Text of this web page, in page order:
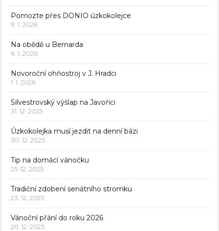
Pomozte přes DONIO úzkokolejce
9. 1. 2026
Na obědě u Bernarda
6. 1. 2026
Novoroční ohňostroj v J. Hradci
1. 1. 2026
Silvestrovský výšlap na Javořici
31. 12. 2025
Úzkokolejka musí jezdit na denní bázi
30. 12. 2025
Tip na domácí vánočku
25. 12. 2025
Tradiční zdobení senátního stromku
23. 12. 2025
Vánoční přání do roku 2026
20. 12. 2025